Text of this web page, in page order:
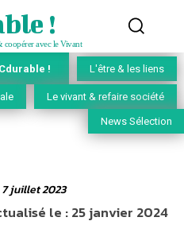
!
coopérer avec le Vivant
! L'être & les liens
Le vivant & refaire société
News Sélection
7 juillet 2023
le :25 janvier 2024